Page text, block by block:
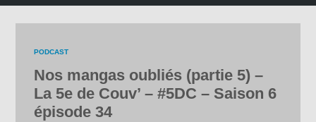
PODCAST
Nos mangas oubliés (partie 5) –
La 5e de Couv’ – #5DC – Saison 6
épisode 34